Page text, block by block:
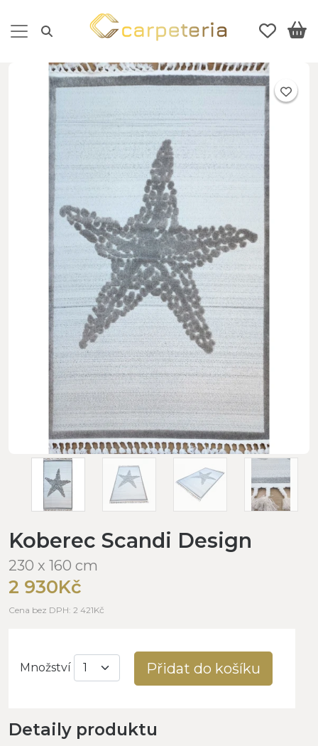
Koberec Scandi Design
230 x 160 cm
2 930Kč
Cena bez DPH: 2 421Kč
Množství Přidat do košíku
Detaily produktu